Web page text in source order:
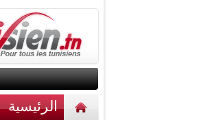
الرئيسية